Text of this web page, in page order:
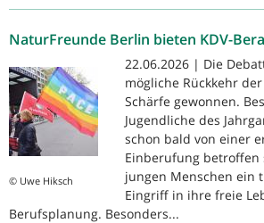
NaturFreunde Berlin bieten KDV-
© Uwe Hiksch
22.06.2026 | Die
mögliche Rückkehr
Schärfe gewonnen.
Jugendliche des
schon bald von einer
Einberufung
jungen Menschen ein
Eingriff in ihre freie
Berufsplanung. Besonders...